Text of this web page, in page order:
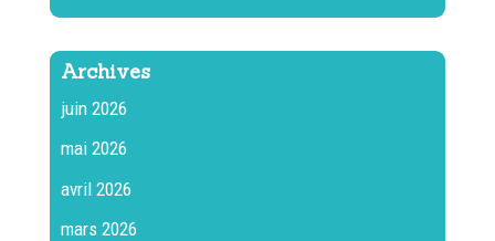
Archives
juin 2026
mai 2026
avril 2026
mars 2026